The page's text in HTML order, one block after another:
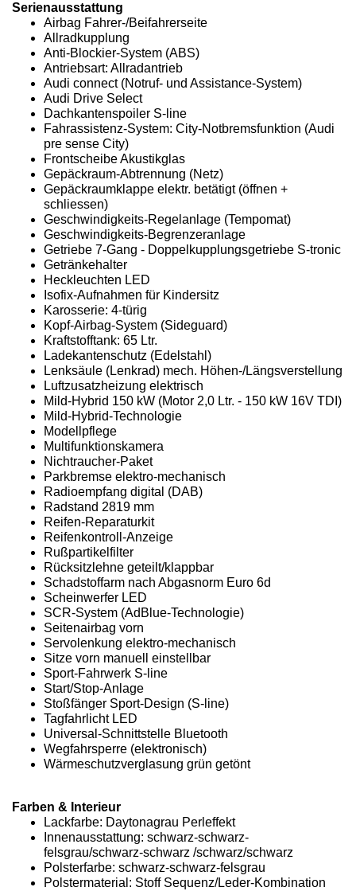
Serienausstattung
Airbag Fahrer-/Beifahrerseite
Allradkupplung
Anti-Blockier-System (ABS)
Antriebsart: Allradantrieb
Audi connect (Notruf- und Assistance-System)
Audi Drive Select
Dachkantenspoiler S-line
Fahrassistenz-System: City-Notbremsfunktion (Audi
pre sense City)
Frontscheibe Akustikglas
Gepäckraum-Abtrennung (Netz)
Gepäckraumklappe elektr. betätigt (öffnen +
schliessen)
Geschwindigkeits-Regelanlage (Tempomat)
Geschwindigkeits-Begrenzeranlage
Getriebe 7-Gang - Doppelkupplungsgetriebe S-tronic
Getränkehalter
Heckleuchten LED
Isofix-Aufnahmen für Kindersitz
Karosserie: 4-türig
Kopf-Airbag-System (Sideguard)
Kraftstofftank: 65 Ltr.
Ladekantenschutz (Edelstahl)
Lenksäule (Lenkrad) mech. Höhen-/Längsverstellung
Luftzusatzheizung elektrisch
Mild-Hybrid 150 kW (Motor 2,0 Ltr. - 150 kW 16V TDI)
Mild-Hybrid-Technologie
Modellpflege
Multifunktionskamera
Nichtraucher-Paket
Parkbremse elektro-mechanisch
Radioempfang digital (DAB)
Radstand 2819 mm
Reifen-Reparaturkit
Reifenkontroll-Anzeige
Rußpartikelfilter
Rücksitzlehne geteilt/klappbar
Schadstoffarm nach Abgasnorm Euro 6d
Scheinwerfer LED
SCR-System (AdBlue-Technologie)
Seitenairbag vorn
Servolenkung elektro-mechanisch
Sitze vorn manuell einstellbar
Sport-Fahrwerk S-line
Start/Stop-Anlage
Stoßfänger Sport-Design (S-line)
Tagfahrlicht LED
Universal-Schnittstelle Bluetooth
Wegfahrsperre (elektronisch)
Wärmeschutzverglasung grün getönt
Farben & Interieur
Lackfarbe: Daytonagrau Perleffekt
Innenausstattung: schwarz-schwarz-
felsgrau/schwarz-schwarz /schwarz/schwarz
Polsterfarbe: schwarz-schwarz-felsgrau
Polstermaterial: Stoff Sequenz/Leder-Kombination